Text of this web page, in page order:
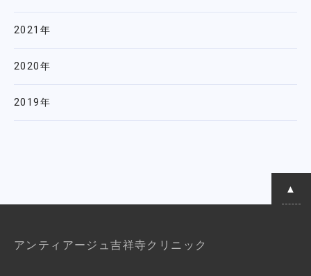
2021年
2020年
2019年
アンティアージュ吉祥寺クリニック